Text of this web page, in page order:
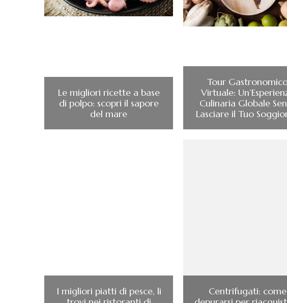
Le migliori ricette a base
di polpo: scopri il sapore
del mare
Tour
Virtuale:
Culinaria Globale
Lasciare il Tuo
I migliori piatti di pesce, li
Centrifugati: come